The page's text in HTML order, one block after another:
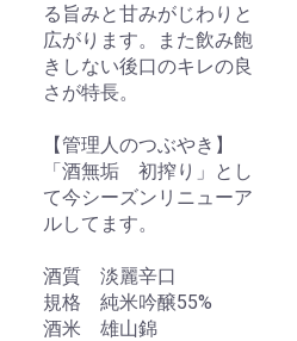
る旨みと甘みがじわりと
広がります。また飲み飽
きしない後口のキレの良
さが特長。
【管理人のつぶやき】
「酒無垢 初搾り」とし
て今シーズンリニューア
ルしてます。
酒質 淡麗辛口
規格 純米吟醸55%
酒米 雄山錦